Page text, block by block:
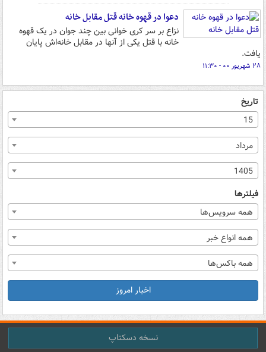
دعوا در قهوه خانه قتل مقابل خانه
نزاع بر سر کری خوانی بین چند جوان در یک قهوه
خانه با قتل یکی از آنها در مقابل خانه‌اش پایان
یافت.
۲۸ شهریور ۰۰ - ۱۱:۳۰
تاریخ
15
مرداد
1405
فیلترها
همه سرویس‌ها
همه انواع خبر
همه باکس‌ها
اخبار امروز
نسخه دسکتاپ